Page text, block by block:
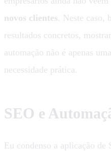
novos clientes. Neste caso,
resultados concretos,
automação não é apenas
necessidade prática.
SEO e
Eu condenso a aplicação